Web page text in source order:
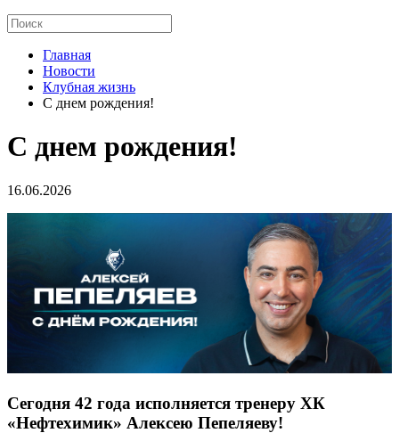
Главная
Новости
Клубная жизнь
С днем рождения!
С днем рождения!
16.06.2026
Сегодня 42 года исполняется тренеру ХК
«Нефтехимик» Алексею Пепеляеву!